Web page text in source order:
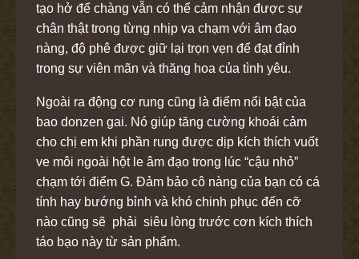
tạo hở để chàng vẫn có thể cảm nhận được sự
chân thật trong từng nhịp va chạm với âm đạo
nàng, độ phê được giữ lại trọn vẹn để đạt đỉnh
trong sự viên mãn và thăng hoa của tình yêu.
Ngoài ra động cơ rung cũng là điểm nổi bật của
bao donzen gai. Nó giúp tăng cường khoái cảm
cho chị em khi phần rung được dịp kích thích vuốt
ve môi ngoài hột le âm đạo trong lúc “cậu nhỏ”
chạm tới điểm G. Đảm bảo cô nàng của bạn có cá
tính hay bướng bỉnh và khó chinh phục đến cỡ
nào cũng sẽ phải siêu lòng trước cơn kích thích
táo bạo này từ sản phẩm.